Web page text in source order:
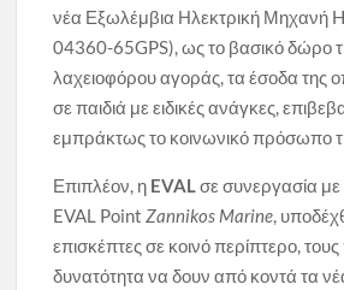
νέα Εξωλέμβια Ηλεκτρική Μηχανή
04360-65GPS), ως το βασικό δώρο
λαχειοφόρου αγοράς, τα έσοδα της
σε παιδιά με ειδικές ανάγκες,
εμπράκτως το κοινωνικό πρόσωπο
Επιπλέον, η EVALσε συνεργασία με
EVAL PointZannikos Marine,
επισκέπτες σε κοινό περίπτερο,
δυνατότητα να δουν από κοντά τα